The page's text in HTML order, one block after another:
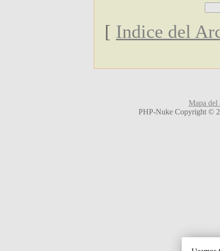
[ Indice del
Mapa del
PHP-Nuke Copyright ©